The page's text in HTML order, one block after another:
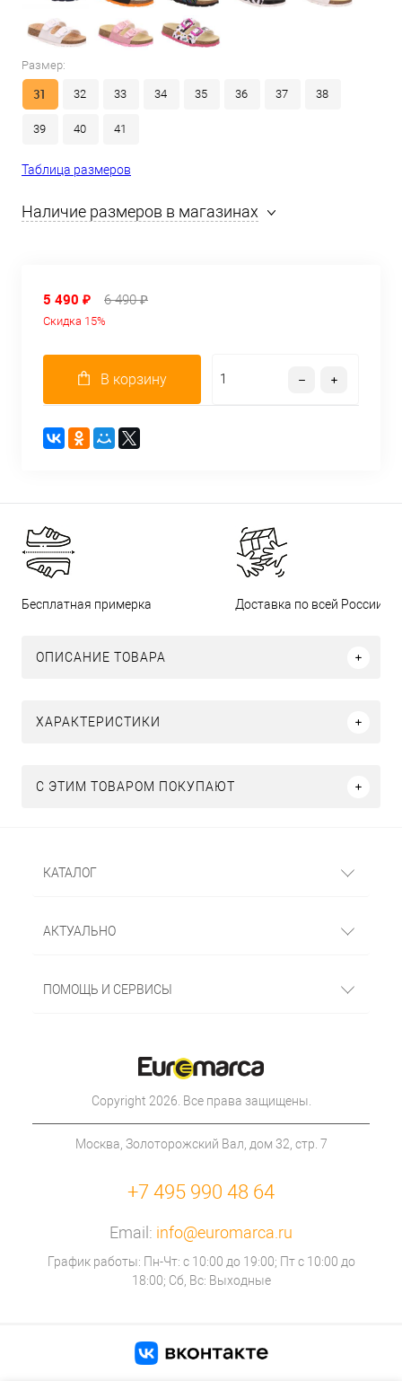
Размер:
31 32 33 34 35 36 37 38
39 40 41
Таблица размеров
Наличие размеров в магазинах
5 490 ₽ 6 490 ₽
Скидка 15%
В корзину
Бесплатная примерка Доставка по всей России
ОПИСАНИЕ ТОВАРА
ХАРАКТЕРИСТИКИ
С ЭТИМ ТОВАРОМ ПОКУПАЮТ
КАТАЛОГ
АКТУАЛЬНО
ПОМОЩЬ И СЕРВИСЫ
Copyright 2026. Все права защищены.
Москва, Золоторожский Вал, дом 32, стр. 7
+7 495 990 48 64
Email: info@euromarca.ru
График работы: Пн-Чт: с 10:00 до 19:00; Пт с 10:00 до
18:00; Сб, Вс: Выходные